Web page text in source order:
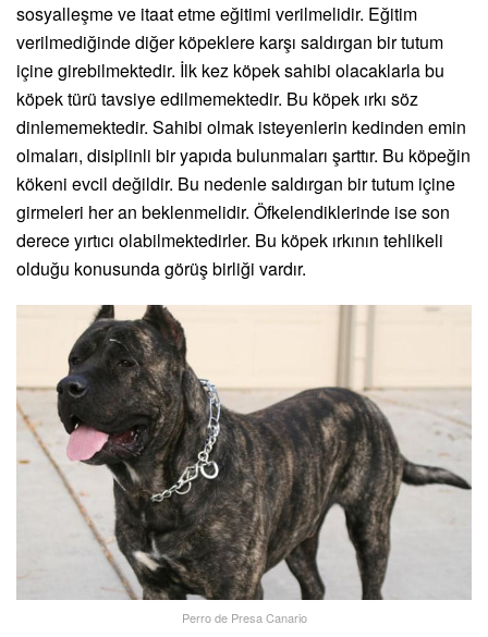
sosyalleşme ve itaat etme eğitimi verilmelidir. Eğitim
verilmediğinde diğer köpeklere karşı saldırgan bir tutum
içine girebilmektedir. İlk kez köpek sahibi olacaklarla bu
köpek türü tavsiye edilmemektedir. Bu köpek ırkı söz
dinlememektedir. Sahibi olmak isteyenlerin kedinden emin
olmaları, disiplinli bir yapıda bulunmaları şarttır. Bu köpeğin
kökeni evcil değildir. Bu nedenle saldırgan bir tutum içine
girmeleri her an beklenmelidir. Öfkelendiklerinde ise son
derece yırtıcı olabilmektedirler. Bu köpek ırkının tehlikeli
olduğu konusunda görüş birliği vardır.
Perro de Presa Canario